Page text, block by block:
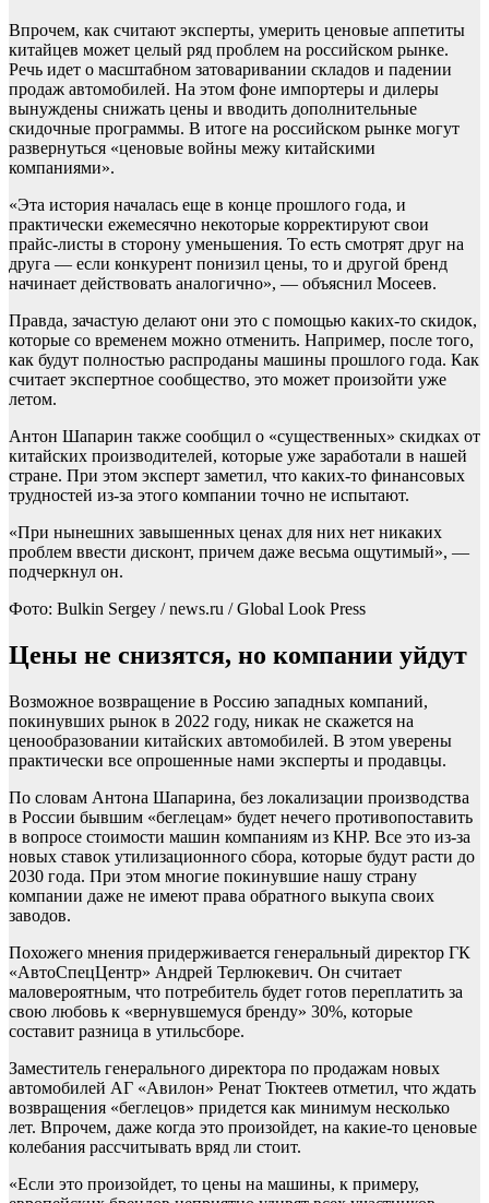
Впрочем, как считают эксперты, умерить ценовые аппетиты
китайцев может целый ряд проблем на российском рынке.
Речь идет о масштабном затоваривании складов и падении
продаж автомобилей. На этом фоне импортеры и дилеры
вынуждены снижать цены и вводить дополнительные
скидочные программы. В итоге на российском рынке могут
развернуться «ценовые войны межу китайскими
компаниями».
«Эта история началась еще в конце прошлого года, и
практически ежемесячно некоторые корректируют свои
прайс-листы в сторону уменьшения. То есть смотрят друг на
друга — если конкурент понизил цены, то и другой бренд
начинает действовать аналогично», — объяснил Мосеев.
Правда, зачастую делают они это с помощью каких-то скидок,
которые со временем можно отменить. Например, после того,
как будут полностью распроданы машины прошлого года. Как
считает экспертное сообщество, это может произойти уже
летом.
Антон Шапарин также сообщил о «существенных» скидках от
китайских производителей, которые уже заработали в нашей
стране. При этом эксперт заметил, что каких-то финансовых
трудностей из-за этого компании точно не испытают.
«При нынешних завышенных ценах для них нет никаких
проблем ввести дисконт, причем даже весьма ощутимый», —
подчеркнул он.
Фото: Bulkin Sergey / news.ru / Global Look Press
Цены не снизятся, но компании уйдут
Возможное возвращение в Россию западных компаний,
покинувших рынок в 2022 году, никак не скажется на
ценообразовании китайских автомобилей. В этом уверены
практически все опрошенные нами эксперты и продавцы.
По словам Антона Шапарина, без локализации производства
в России бывшим «беглецам» будет нечего противопоставить
в вопросе стоимости машин компаниям из КНР. Все это из-за
новых ставок утилизационного сбора, которые будут расти до
2030 года. При этом многие покинувшие нашу страну
компании даже не имеют права обратного выкупа своих
заводов.
Похожего мнения придерживается генеральный директор ГК
«АвтоСпецЦентр» Андрей Терлюкевич. Он считает
маловероятным, что потребитель будет готов переплатить за
свою любовь к «вернувшемуся бренду» 30%, которые
составит разница в утильсборе.
Заместитель генерального директора по продажам новых
автомобилей АГ «Авилон» Ренат Тюктеев отметил, что ждать
возвращения «беглецов» придется как минимум несколько
лет. Впрочем, даже когда это произойдет, на какие-то ценовые
колебания рассчитывать вряд ли стоит.
«Если это произойдет, то цены на машины, к примеру,